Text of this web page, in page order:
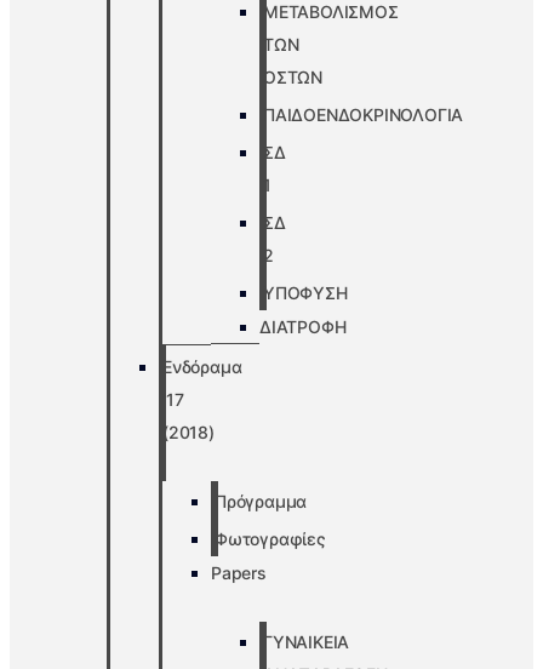
ΜΕΤΑΒΟΛΙΣΜΟΣ
ΤΩΝ
ΟΣΤΩΝ
ΠΑΙΔΟΕΝΔΟΚΡΙΝΟΛΟΓΙΑ
ΣΔ
1
ΣΔ
2
ΥΠΟΦΥΣΗ
ΔΙΑΤΡΟΦΗ
Ενδόραμα
’17
(2018)
Πρόγραμμα
Φωτογραφίες
Papers
ΓΥΝΑΙΚΕΙΑ